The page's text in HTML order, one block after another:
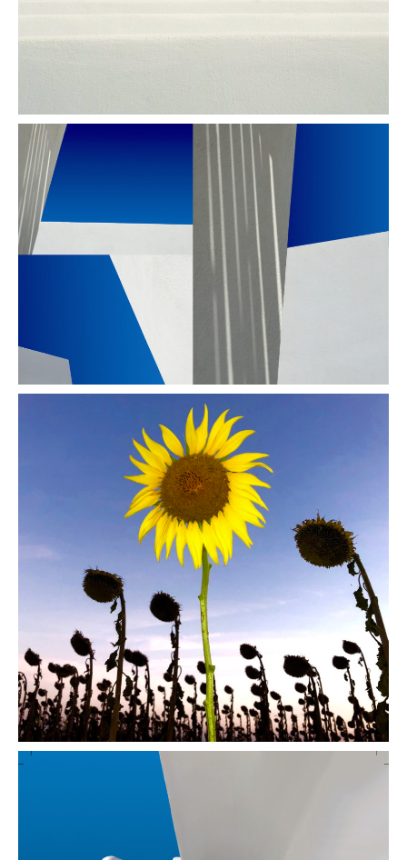
Bleu blanc gris n°2
Mosaïques
Tournesols